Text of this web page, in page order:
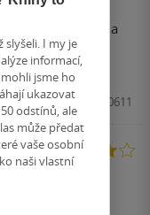
o minerály a
užitečných
2006, 9788073590611
napsaná.
slyšeli. I my je
informací,
jsme ho
ukazovat
odstínů, ale
může předat
vaše osobní
naši vlastní